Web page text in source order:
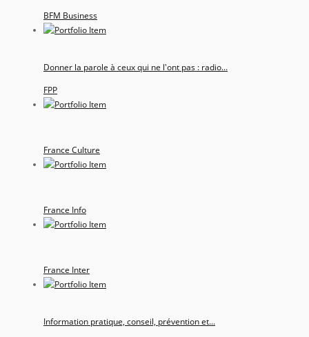
BFM Business
Donner la parole à ceux qui ne l'ont pas : radio...
FPP
France Culture
France Info
France Inter
Information pratique, conseil, prévention et...